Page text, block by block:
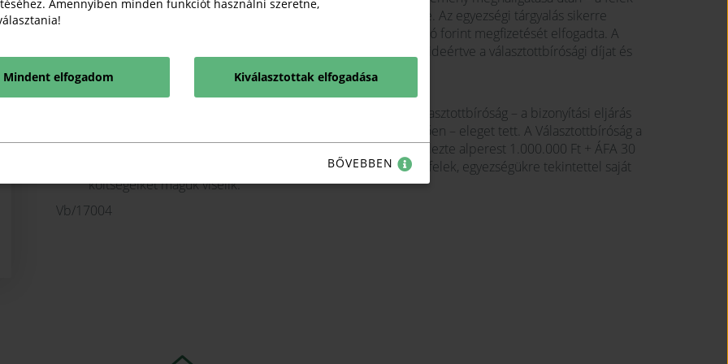
tárgyalásokat folytattak egy esetleges egyezség megkötésére. Az egyezségi tárgyalás sikerre
vezetett, felperes az alperes által felajánlott összesen 1 millió forint megfizetését elfogadta. A
felek egyezsége alapján mindegyik fél fizeti saját költségeit, ideértve a választottbírósági díjat és
az előlegzett szakértői költséget is.
A Választottbíróság ítélete
A felek kérték az egyezség ítéletbe foglalását, melynek a Választottbíróság – a bizonyítási eljárás
befejezetté nyilvánítását és a tárgyalás berekesztését követően – eleget tett. A Választottbíróság a
felek egyezségét – kérelmükre - ítélettel hagyta jóvá és kötelezte alperest 1.000.000 Ft + ÁFA 30
napon belüli megfizetésére, megállapította továbbá, hogy a felek, egyezségükre tekintettel saját
költségeiket maguk viselik.
Vb/17004
Amennyiben minden funkciót használni szeretne,
Mindent elfogadom Kiválasztottak elfogadása
BŐVEBBEN